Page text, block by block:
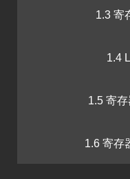
1.3 寄
1.4
1.5 寄
1.6 寄存